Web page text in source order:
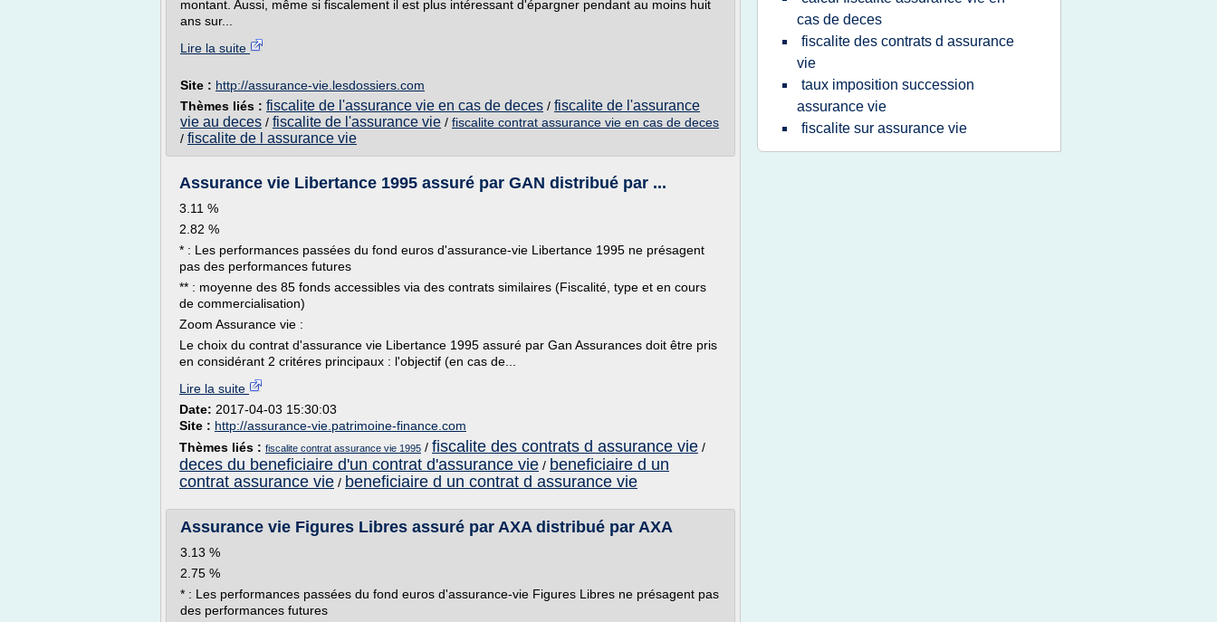
montant. Aussi, même si fiscalement il est plus intéressant d'épargner pendant au moins huit
ans sur...
Lire la suite
Site : http://assurance-vie.lesdossiers.com
Thèmes liés : fiscalite de l'assurance vie en cas de deces / fiscalite de l'assurance
vie au deces / fiscalite de l'assurance vie / fiscalite contrat assurance vie en cas de deces
/ fiscalite de l assurance vie
Assurance vie Libertance 1995 assuré par GAN distribué par ...
3.11 %
2.82 %
* : Les performances passées du fond euros d'assurance-vie Libertance 1995 ne présagent
pas des performances futures
** : moyenne des 85 fonds accessibles via des contrats similaires (Fiscalité, type et en cours
de commercialisation)
Zoom Assurance vie :
Le choix du contrat d'assurance vie Libertance 1995 assuré par Gan Assurances doit être pris
en considérant 2 critéres principaux : l'objectif (en cas de...
Lire la suite
Date: 2017-04-03 15:30:03
Site : http://assurance-vie.patrimoine-finance.com
Thèmes liés : fiscalite contrat assurance vie 1995 / fiscalite des contrats d assurance vie /
deces du beneficiaire d'un contrat d'assurance vie / beneficiaire d un
contrat assurance vie / beneficiaire d un contrat d assurance vie
Assurance vie Figures Libres assuré par AXA distribué par AXA
3.13 %
2.75 %
* : Les performances passées du fond euros d'assurance-vie Figures Libres ne présagent pas
des performances futures
cas de deces
fiscalite des contrats d assurance
vie
taux imposition succession
assurance vie
fiscalite sur assurance vie